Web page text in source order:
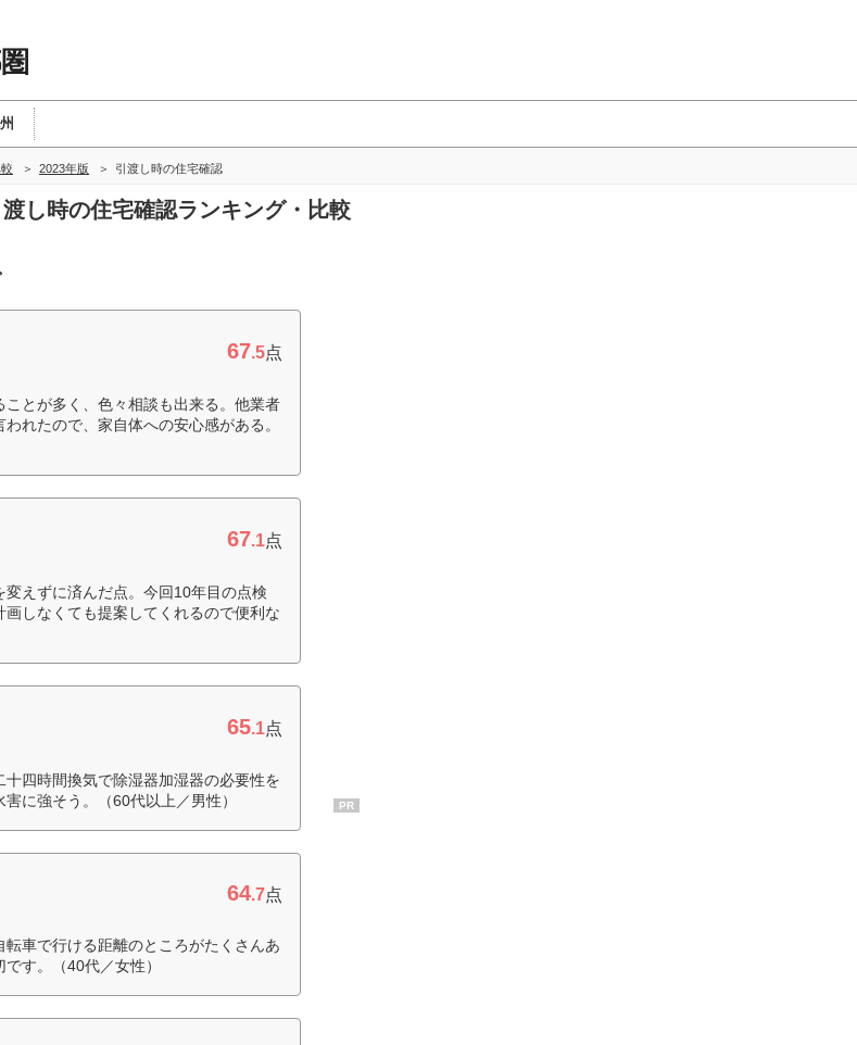
2023年版 引渡し時の住宅確認
し時の住宅確認ランキング・比較
67.5点
とが多く、色々相談も出来る。他業者
れたので、家自体への安心感がある。
67.1点
えずに済んだ点。今回10年目の点検
しなくても提案してくれるので便利な
65.1点
四時間換気で除湿器加湿器の必要性を
に強そう。（60代以上／男性）
64.7点
車で行ける距離のところがたくさんあ
す。（40代／女性）
PR